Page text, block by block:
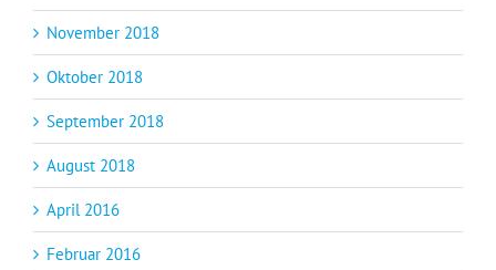
November 2018
Oktober 2018
September 2018
August 2018
April 2016
Februar 2016